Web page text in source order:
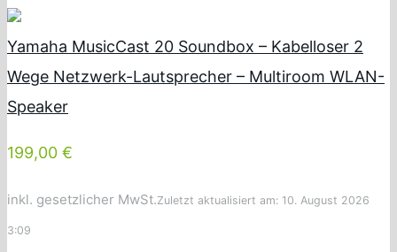
Yamaha MusicCast 20 Soundbox – Kabelloser 2
Wege Netzwerk-Lautsprecher – Multiroom WLAN-
Speaker
199,00 €
inkl. gesetzlicher MwSt.Zuletzt aktualisiert am: 10. August 2026
3:09